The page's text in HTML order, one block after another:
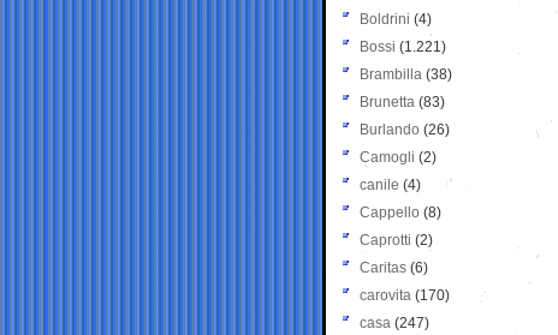
Boldrini (4)
Bossi (1.221)
Brambilla (38)
Brunetta (83)
Burlando (26)
Camogli (2)
canile (4)
Cappello (8)
Caprotti (2)
Caritas (6)
carovita (170)
casa (247)